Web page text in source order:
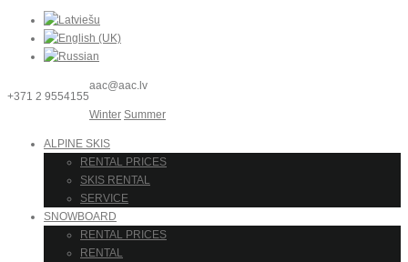
+371 2 9554155
aac@aac.lv
Winter Summer
ALPINE SKIS
RENTAL PRICES
SKIS RENTAL
SERVICE
SNOWBOARD
RENTAL PRICES
RENTAL